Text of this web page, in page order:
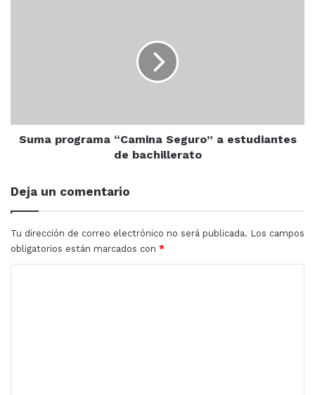
Lo recaudado será destinado a las becas que brinda la
fundación cada mes a niños con discapacidad.
Suma programa “Camina Seguro” a estudiantes
de bachillerato
Deja un comentario
Tu dirección de correo electrónico no será publicada. Los campos
obligatorios están marcados con *